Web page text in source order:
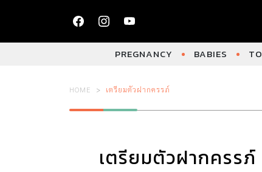
PREGNANCY BABIES
HOME เตรียมตัวฝากครรภ์
เตรียมตัวฝากครรภ์